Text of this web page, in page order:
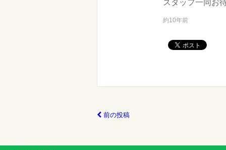
スタッフ一同お
約10年前
前の投稿